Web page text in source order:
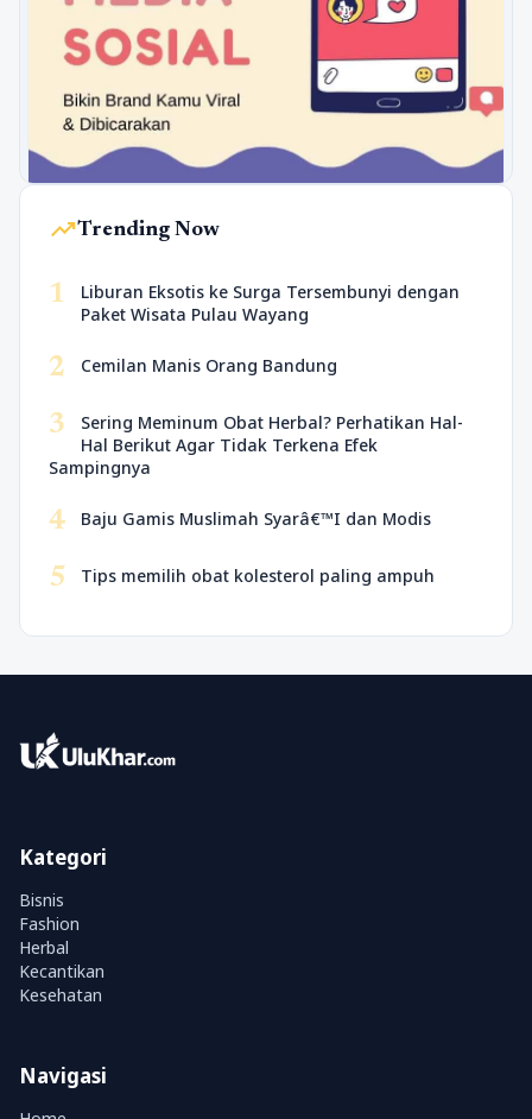
trending_upTrending Now
1
Liburan Eksotis ke Surga Tersembunyi dengan
Paket Wisata Pulau Wayang
2 Cemilan Manis Orang Bandung
3
Sering Meminum Obat Herbal? Perhatikan Hal-
Hal Berikut Agar Tidak Terkena Efek
Sampingnya
4 Baju Gamis Muslimah Syarâ€™I dan Modis
5 Tips memilih obat kolesterol paling ampuh
Kategori
Bisnis
Fashion
Herbal
Kecantikan
Kesehatan
Navigasi